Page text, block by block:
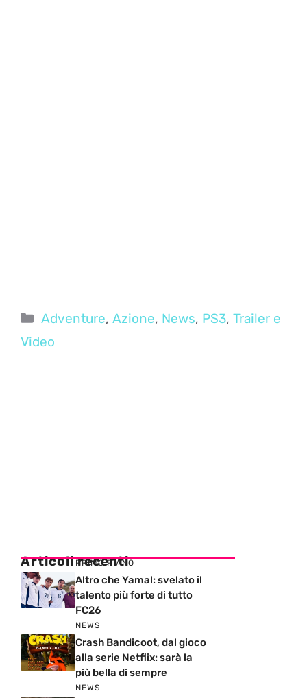
Categorie
Adventure,Azione, News, PS3,Trailer e
Video
Articoli recenti
PRIMO PIANO
Altro che Yamal: svelato il
talento più forte di tutto
FC26
NEWS
Crash Bandicoot, dal gioco
alla serie Netflix: sarà la
più bella di sempre
NEWS